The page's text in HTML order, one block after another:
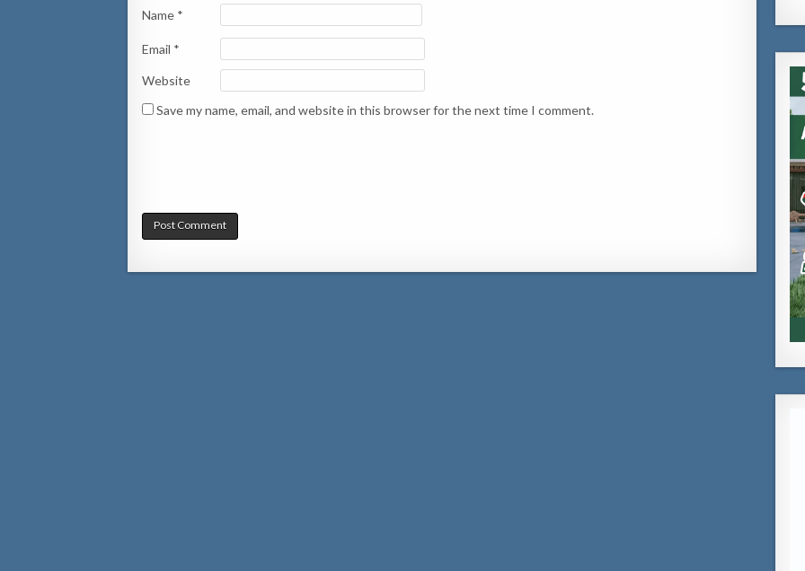
Name *
Email *
Website
Save my name, email, and website in this browser for the next time I comment.